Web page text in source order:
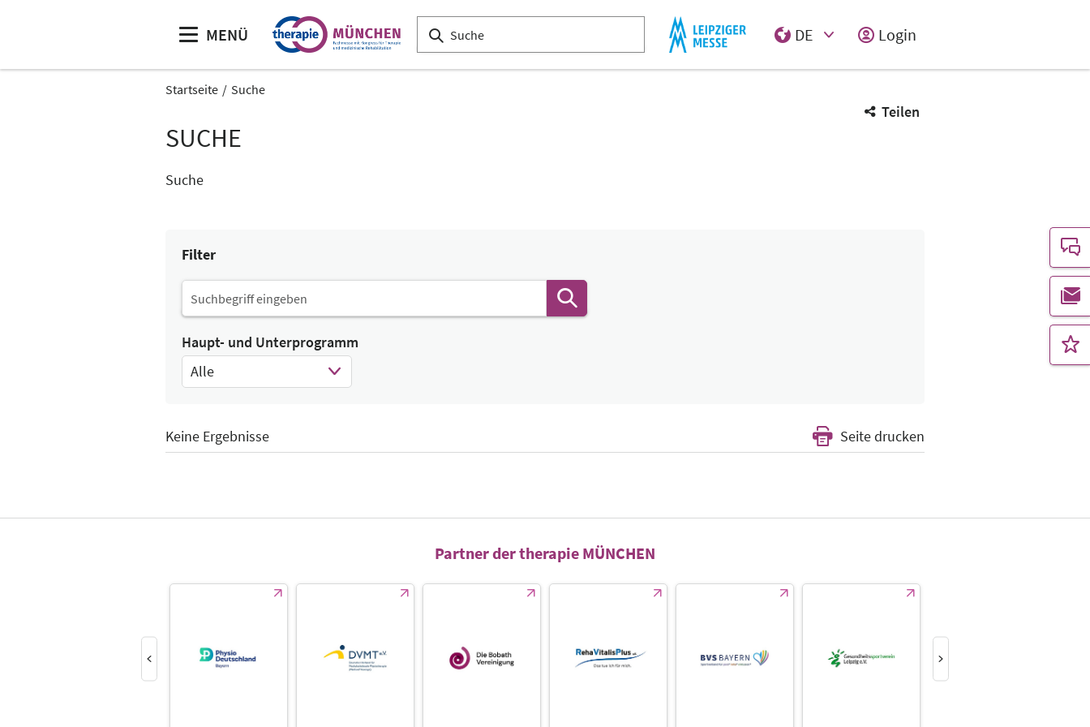
MENÜ
DE
Login
Startseite Suche
Teilen
SUCHE
Suche
Filter
Haupt- und Unterprogramm
Alle
Keine Ergebnisse
Seite drucken
Partner der therapie MÜNCHEN